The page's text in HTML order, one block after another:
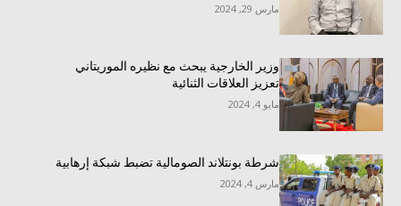
مارس 29, 2024
وزير الخارجية يبحث مع نظيره الموريتاني
تعزيز العلاقات الثنائية
مايو 4, 2024
شرطة بونتلاند الصومالية تضبط شبكة إرهابية
مارس 4, 2024